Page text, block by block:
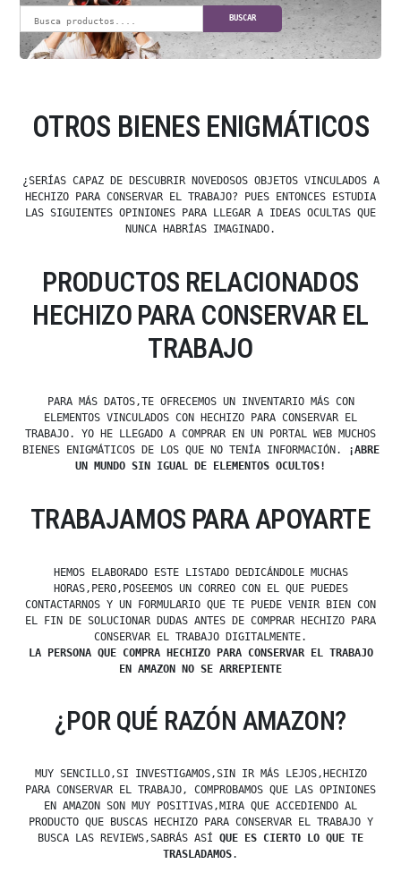
BUSCAR
OTROS BIENES ENIGMÁTICOS
¿SERÍAS CAPAZ DE DESCUBRIR NOVEDOSOS OBJETOS VINCULADOS A
HECHIZO PARA CONSERVAR EL TRABAJO? PUES ENTONCES ESTUDIA
LAS SIGUIENTES OPINIONES PARA LLEGAR A IDEAS OCULTAS QUE
NUNCA HABRÍAS IMAGINADO.
PRODUCTOS RELACIONADOS
HECHIZO PARA CONSERVAR EL
TRABAJO
PARA MÁS DATOS,TE OFRECEMOS UN INVENTARIO MÁS CON
ELEMENTOS VINCULADOS CON HECHIZO PARA CONSERVAR EL
TRABAJO. YO HE LLEGADO A COMPRAR EN UN PORTAL WEB MUCHOS
BIENES ENIGMÁTICOS DE LOS QUE NO TENÍA INFORMACIÓN.
¡ABRE
UN MUNDO SIN IGUAL DE ELEMENTOS OCULTOS!
TRABAJAMOS PARA APOYARTE
HEMOS ELABORADO ESTE LISTADO DEDICÁNDOLE MUCHAS
HORAS,PERO,POSEEMOS UN CORREO CON EL QUE PUEDES
CONTACTARNOS Y UN FORMULARIO QUE TE PUEDE VENIR BIEN CON
EL FIN DE SOLUCIONAR DUDAS ANTES DE COMPRAR HECHIZO PARA
CONSERVAR EL TRABAJO DIGITALMENTE.
LA PERSONA QUE COMPRA HECHIZO PARA CONSERVAR EL TRABAJO
EN AMAZON NO SE ARREPIENTE
¿POR QUÉ RAZÓN AMAZON?
MUY SENCILLO,SI INVESTIGAMOS,SIN IR MÁS LEJOS,HECHIZO
PARA CONSERVAR EL TRABAJO, COMPROBAMOS QUE LAS OPINIONES
EN AMAZON SON MUY POSITIVAS,MIRA QUE ACCEDIENDO AL
PRODUCTO QUE BUSCAS HECHIZO PARA CONSERVAR EL TRABAJO Y
BUSCA LAS REVIEWS,SABRÁS ASÍ QUE ES CIERTO LO QUE TE
TRASLADAMOS.